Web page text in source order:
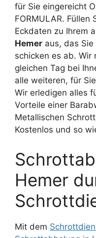
für Sie eingereicht
FORMULAR. Füllen
Eckdaten zu Ihrem
Hemer aus, das
schicken es ab. Wir
gleichen Tag bei
alle weiteren, für
Wir erledigen alles
Vorteile einer
Metallischen
Kostenlos und so
Hemer
Mit dem